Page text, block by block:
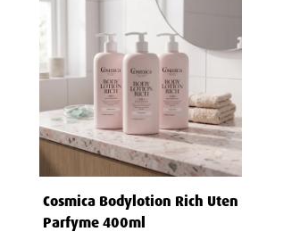
Cosmica Bodylotion Rich Uten
Parfyme 400ml